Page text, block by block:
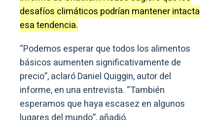
desafíos climáticos podrían mantener intacta
esa tendencia.
“Podemos esperar que todos los alimentos
básicos aumenten significativamente de
precio”, aclaró Daniel Quiggin, autor del
informe, en una entrevista. “También
esperamos que haya escasez en algunos